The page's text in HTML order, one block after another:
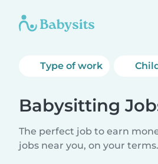
Type of work
Babysitting
The perfect job to earn
jobs near you, on your terms.